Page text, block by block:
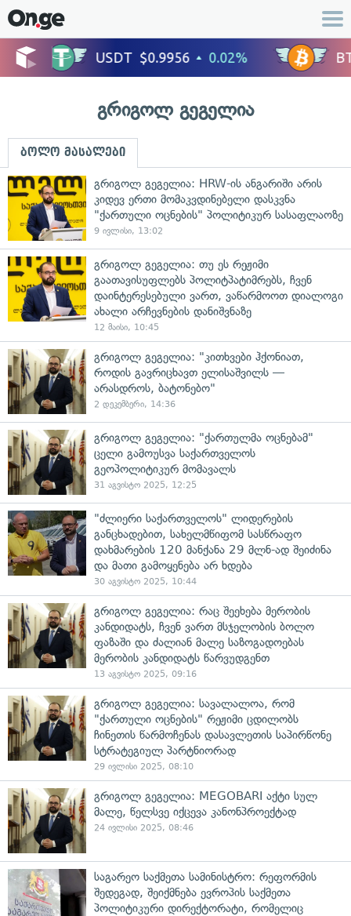
გრიგოლ გეგელია
ბოლო მასალები
გრიგოლ გეგელია: HRW-ის ანგარიში არის
კიდევ ერთი მომაკვდინებელი დასკვნა
"ქართული ოცნების" პოლიტიკურ სასაფლაოზე
9 ივლისი, 13:02
გრიგოლ გეგელია: თუ ეს რეჟიმი
გაათავისუფლებს პოლიტპატიმრებს, ჩვენ
დაინტერესებული ვართ, ვაწარმოოთ დიალოგი
ახალი არჩევნების დანიშვნაზე
12 მაისი, 10:45
გრიგოლ გეგელია: "კითხვები ჰქონიათ,
როდის გავრიცხავთ ელისაშვილს —
არასდროს, ბატონებო"
2 დეკემბერი, 14:36
გრიგოლ გეგელია: "ქართულმა ოცნებამ"
ცელი გამოუსვა საქართველოს
გეოპოლიტიკურ მომავალს
31 აგვისტო 2025, 12:25
"ძლიერი საქართველოს" ლიდერების
განცხადებით, სახელმწიფომ სასწრაფო
დახმარების 120 მანქანა 29 მლნ-ად შეიძინა
და მათი გამოყენება არ ხდება
30 აგვისტო 2025, 10:44
გრიგოლ გეგელია: რაც შეეხება მერობის
კანდიდატს, ჩვენ ვართ მსჯელობის ბოლო
ფაზაში და ძალიან მალე საზოგადოებას
მერობის კანდიდატს წარვუდგენთ
13 აგვისტო 2025, 09:16
გრიგოლ გეგელია: სავალალოა, რომ
"ქართული ოცნების" რეჟიმი ცდილობს
ჩინეთის წარმოჩენას დასავლეთის საპირწონე
სტრატეგიულ პარტნიორად
29 ივლისი 2025, 08:10
გრიგოლ გეგელია: MEGOBARI აქტი სულ
მალე, წელსვე იქცევა კანონპროექტად
24 ივლისი 2025, 08:46
საგარეო საქმეთა სამინისტრო: რეფორმის
შედეგად, შეიქმნება ევროპის საქმეთა
პოლიტიკური დირექტორატი, რომელიც